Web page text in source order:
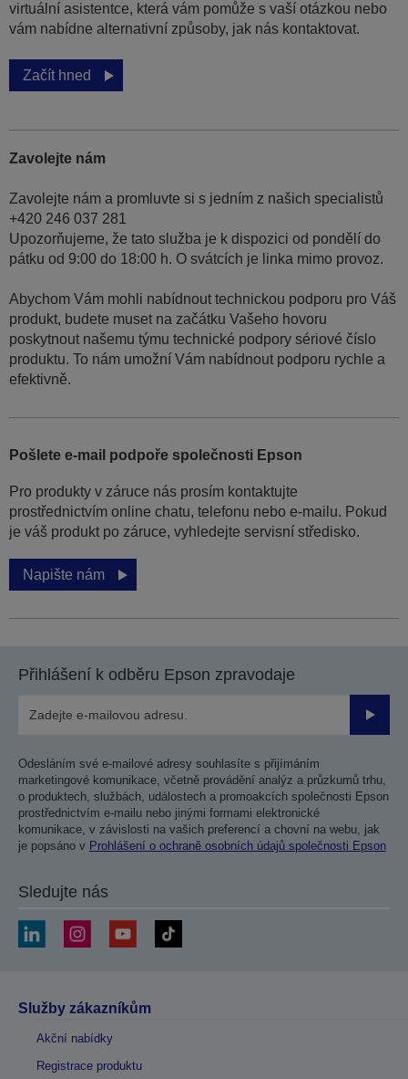
virtuální asistentce, která vám pomůže s vaší otázkou nebo
vám nabídne alternativní způsoby, jak nás kontaktovat.
Začít hned
Zavolejte nám
Zavolejte nám a promluvte si s jedním z našich specialistů
+420 246 037 281
Upozorňujeme, že tato služba je k dispozici od pondělí do
pátku od 9:00 do 18:00 h. O svátcích je linka mimo provoz.
Abychom Vám mohli nabídnout technickou podporu pro Váš
produkt, budete muset na začátku Vašeho hovoru
poskytnout našemu týmu technické podpory sériové číslo
produktu. To nám umožní Vám nabídnout podporu rychle a
efektivně.
Pošlete e-mail podpoře společnosti Epson
Pro produkty v záruce nás prosím kontaktujte
prostřednictvím online chatu, telefonu nebo e-mailu. Pokud
je váš produkt po záruce, vyhledejte servisní středisko.
Napište nám
Přihlášení k odběru Epson zpravodaje
Odesláním své e-mailové adresy souhlasíte s přijímáním
marketingové komunikace, včetně provádění analýz a průzkumů trhu,
o produktech, službách, událostech a promoakcích společnosti Epson
prostřednictvím e-mailu nebo jinými formami elektronické
komunikace, v závislosti na vašich preferencí a chovní na webu, jak
je popsáno v Prohlášení o ochraně osobních údajů společnosti Epson
Sledujte nás
Služby zákazníkům
Akční nabídky
Registrace produktu